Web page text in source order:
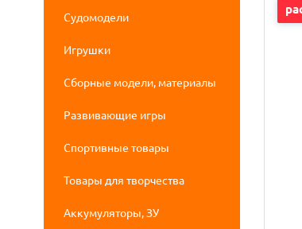
Судомодели
Игрушки
Сборные модели, материалы
Развивающие игры
Спортивные товары
Товары для творчества
Аккумуляторы, ЗУ